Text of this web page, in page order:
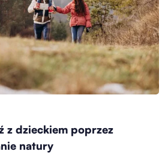
z dzieckiem poprzez
natury